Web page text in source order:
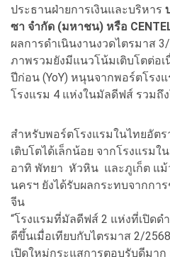
ประธานฝ่ายการเงินและบริหาร
ซา จำกัด (มหาชน) หรือ
ผลการดำเนินงานงวดไตรมาส
ภาพรวมยังมีแนวโน้มเติบโตต่อเ
ปีก่อน (YoY) หนุนจากพอร์ตโรง
โรงแรม 4 แห่งในมัลดีฟส์ รวมถึ
สำหรับพอร์ตโรงแรมในไทยอัตร
เติบโตได้เล็กน้อย จากโรงแรมใ
อาทิ พัทยา หัวหิน และภูเก็ต แม้
นครฯ ยังได้รับผลกระทบจากกา
จีน
“โรงแรมที่มัลดีฟส์ 2 แห่งที่เปิดด
ดีขึ้นเมื่อเทียบกับไตรมาส 2/
เปิดใหม่กระแสการตอบรับดีมาก